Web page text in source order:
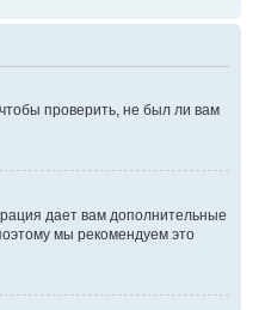
проверить, не был ли вам
дает вам дополнительные
мы рекомендуем это